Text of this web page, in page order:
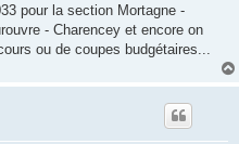
pour la section Mortagne -
- Charencey et encore on
ou de coupes budgétaires...